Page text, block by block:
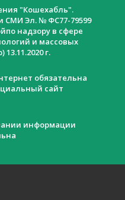
"Кошехабль".
СМИ Эл. № ФС77-79599
надзору в сфере
и массовых
г.
обязательна
сайт
информации